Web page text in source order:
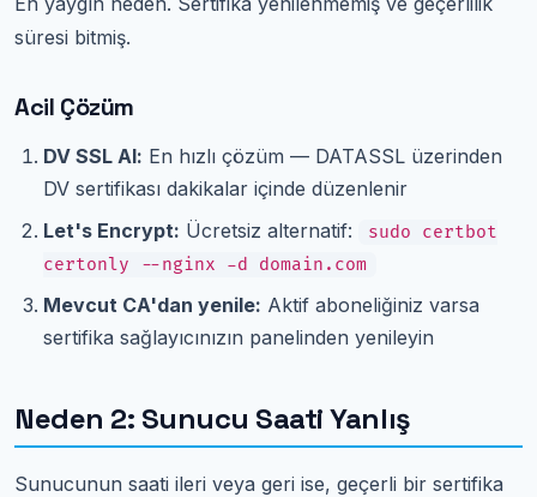
süresi bitmiş.
Acil Çözüm
DV SSL Al: En hızlı çözüm — DATASSL üzerinden
DV sertifikası dakikalar içinde düzenlenir
Let's Encrypt: Ücretsiz alternatif:
sudo certbot
certonly --nginx -d domain.com
Mevcut CA'dan yenile: Aktif aboneliğiniz varsa
sertifika sağlayıcınızın panelinden yenileyin
Neden 2: Sunucu Saati Yanlış
Sunucunun saati ileri veya geri ise, geçerli bir sertifika